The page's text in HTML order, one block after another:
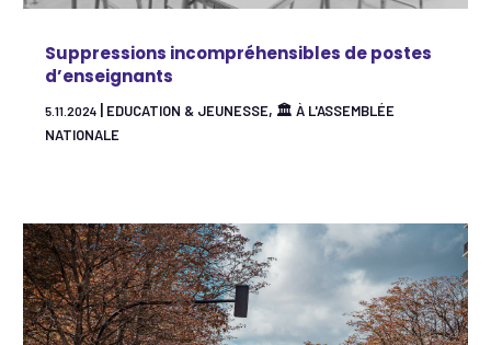
Suppressions incompréhensibles de postes
d’enseignants
5.11.2024 EDUCATION & JEUNESSE, 🏛 À L'ASSEMBLÉE
NATIONALE